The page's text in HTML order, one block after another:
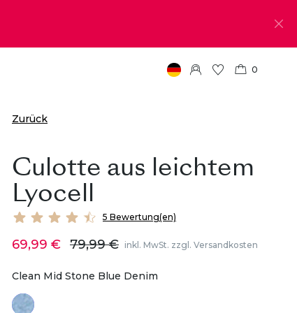
0
Zurück
Culotte aus leichtem
Lyocell
5 Bewertung(en)
69,99 € 79,99 € inkl. MwSt. zzgl. Versandkosten
Clean Mid Stone Blue Denim